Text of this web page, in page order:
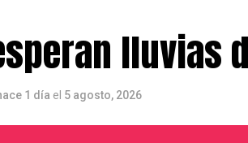
lluvias
1 día el 5 agosto, 2026